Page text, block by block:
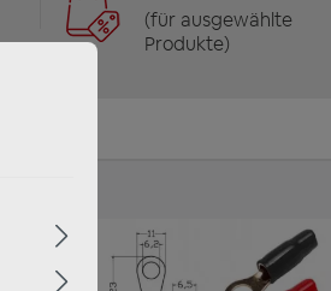
(für ausgewählte
Produkte)